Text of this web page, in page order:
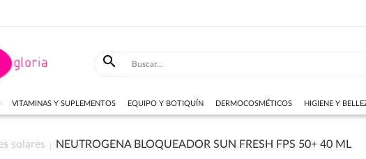

VITAMINAS Y SUPLEMENTOS EQUIPO Y BOTIQUÍN DERMOCOSMÉTICOS HIGIENE Y
solares NEUTROGENA BLOQUEADOR SUN FRESH FPS 50+ 40 ML